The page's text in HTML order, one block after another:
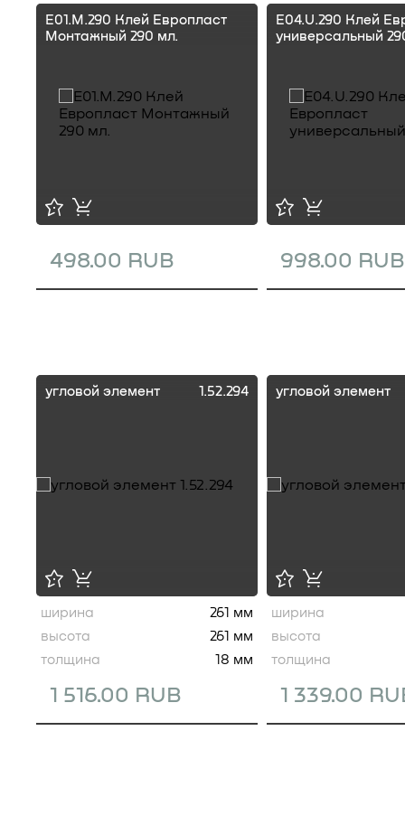
E01.M.290 Клей Европласт
Монтажный 290 мл.
498.00 RUB
E04.U.290 Клей
универсальный
998.00 RUB
угловой элемент 1.52.294
1 516.00 RUB
ширина
261 мм
высота
261 мм
толщина
18 мм
угловой элемент
1 339.00
ширина
высота
толщина